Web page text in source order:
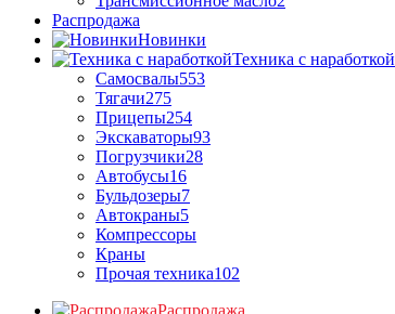
Распродажа
Новинки
Техника с наработкой
Самосвалы553
Тягачи275
Прицепы254
Экскаваторы93
Погрузчики28
Автобусы16
Бульдозеры7
Автокраны5
Компрессоры
Краны
Прочая техника102
Распродажа